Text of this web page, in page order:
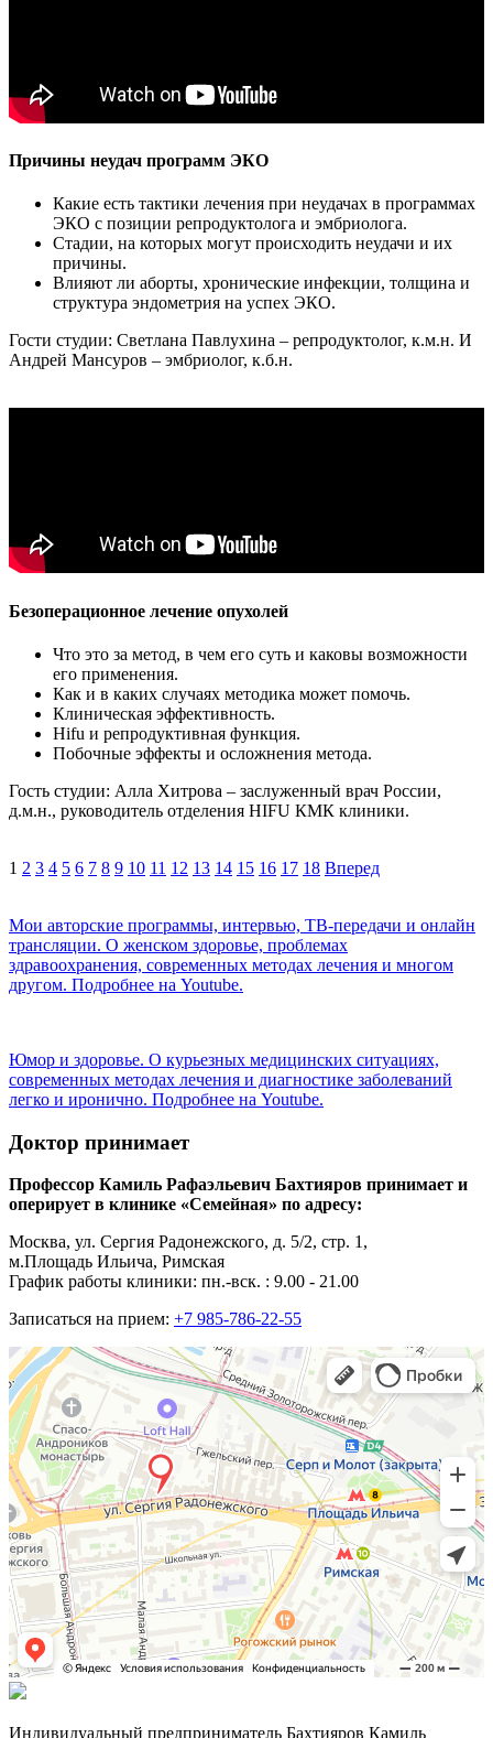
Причины неудач программ ЭКО
Какие есть тактики лечения при неудачах в программах
ЭКО с позиции репродуктолога и эмбриолога.
Стадии, на которых могут происходить неудачи и их
причины.
Влияют ли аборты, хронические инфекции, толщина и
структура эндометрия на успех ЭКО.
Гости студии: Светлана Павлухина – репродуктолог, к.м.н. И
Андрей Мансуров – эмбриолог, к.б.н.
Безоперационное лечение опухолей
Что это за метод, в чем его суть и каковы возможности
его применения.
Как и в каких случаях методика может помочь.
Клиническая эффективность.
Hifu и репродуктивная функция.
Побочные эффекты и осложнения метода.
Гость студии: Алла Хитрова – заслуженный врач России,
д.м.н., руководитель отделения HIFU КМК клиники.
1 2 3 4 5 6 7 8 9 10 11 12 13 14 15 16 17 18 Вперед
Мои авторские программы, интервью, ТВ-передачи и онлайн
трансляции. О женском здоровье, проблемах
здравоохранения, современных методах лечения и многом
другом. Подробнее на Youtube.
Юмор и здоровье. О курьезных медицинских ситуациях,
современных методах лечения и диагностике заболеваний
легко и иронично. Подробнее на Youtube.
Доктор принимает
Профессор Камиль Рафаэльевич Бахтияров принимает и
оперирует в клинике «Семейная» по адресу:
Москва, ул. Сергия Радонежского, д. 5/2, стр. 1,
м.Площадь Ильича, Римская
График работы клиники: пн.-вск. : 9.00 - 21.00
Записаться на прием: +7 985-786-22-55
Индивидуальный предприниматель Бахтияров Камиль